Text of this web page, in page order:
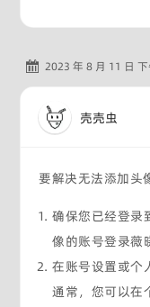
2023 年 8 月 11 日
壳壳虫
要解决无法添加头
确保您已经登录
像的账号登录薇
在账号设置或个
通常，您可以在